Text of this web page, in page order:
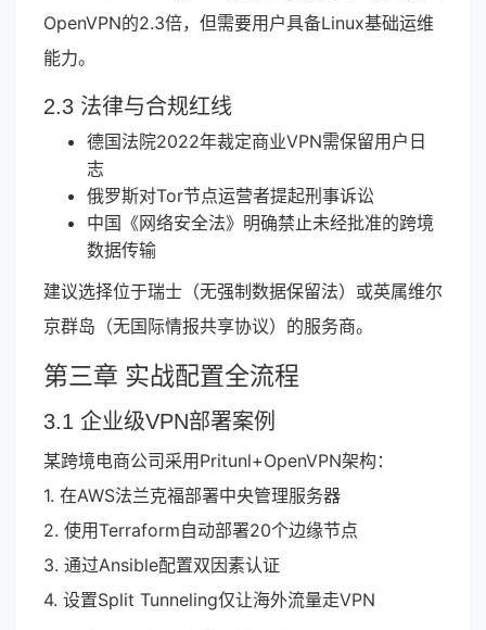
OpenVPN的2.3倍，但需要用户具备Linux基础运维
能力。
2.3 法律与合规红线
德国法院2022年裁定商业VPN需保留用户日
志
俄罗斯对Tor节点运营者提起刑事诉讼
中国《网络安全法》明确禁止未经批准的跨境
数据传输
建议选择位于瑞士（无强制数据保留法）或英属维尔
京群岛（无国际情报共享协议）的服务商。
第三章 实战配置全流程
3.1 企业级VPN部署案例
某跨境电商公司采用Pritunl+OpenVPN架构：
1. 在AWS法兰克福部署中央管理服务器
2. 使用Terraform自动部署20个边缘节点
3. 通过Ansible配置双因素认证
4. 设置Split Tunneling仅让海外流量走VPN